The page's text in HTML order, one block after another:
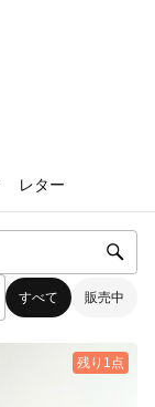
レター
すべて 販売中
残り1点